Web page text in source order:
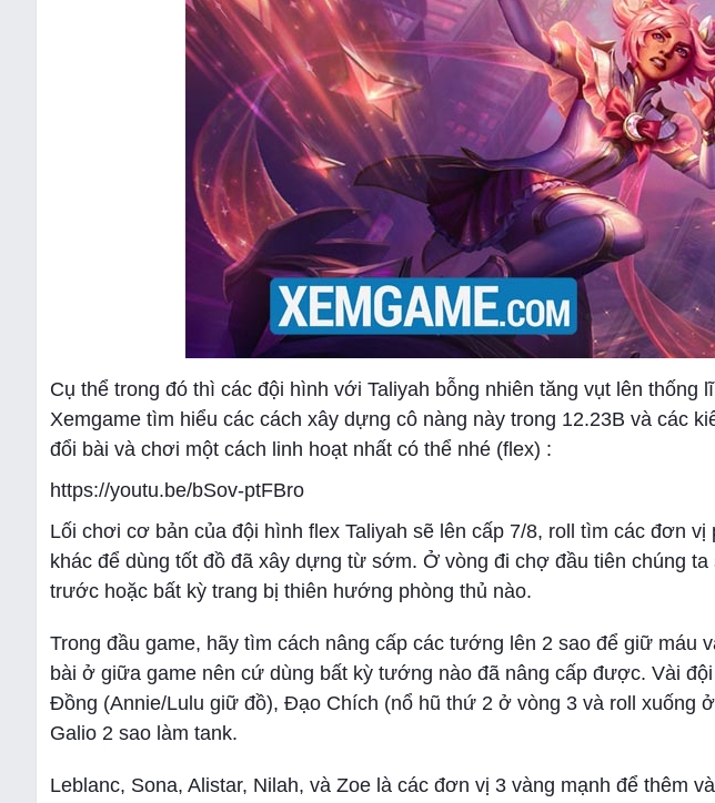
Cụ thể trong đó thì các đội hình với Taliyah bỗng nhiên tăng vụt lên thống
Xemgame tìm hiểu các cách xây dựng cô nàng này trong 12.23B và các
đổi bài và chơi một cách linh hoạt nhất có thể nhé (flex) :
https://youtu.be/bSov-ptFBro
Lối chơi cơ bản của đội hình flex Taliyah sẽ lên cấp 7/8, roll tìm các đơn
khác để dùng tốt đồ đã xây dựng từ sớm. Ở vòng đi chợ đầu tiên chúng
trước hoặc bất kỳ trang bị thiên hướng phòng thủ nào.
Trong đầu game, hãy tìm cách nâng cấp các tướng lên 2 sao để giữ máu
bài ở giữa game nên cứ dùng bất kỳ tướng nào đã nâng cấp được. Vài
Đồng (Annie/Lulu giữ đồ), Đạo Chích (nổ hũ thứ 2 ở vòng 3 và roll xuống
Galio 2 sao làm tank.
Leblanc, Sona, Alistar, Nilah, và Zoe là các đơn vị 3 vàng mạnh để thêm